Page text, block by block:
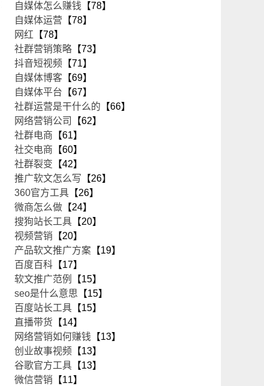
自媒体怎么赚钱 【78】
自媒体运营 【78】
网红 【78】
社群营销策略 【73】
抖音短视频 【71】
自媒体博客 【69】
自媒体平台 【67】
社群运营是干什么的 【66】
网络营销公司
【62】
社群电商 【61】
社交电商 【60】
社群裂变 【42】
推广软文怎么写 【26】
360官方工具 【26】
微商怎么做 【24】
搜狗站长工具 【20】
视频营销 【20】
产品软文推广方案 【19】
百度百科 【17】
软文推广范例
【15】
seo是什么意思 【15】
百度站长工具 【15】
直播带货 【14】
网络营销如何赚钱 【13】
创业故事视频 【13】
谷歌官方工具 【13】
微信营销 【11】